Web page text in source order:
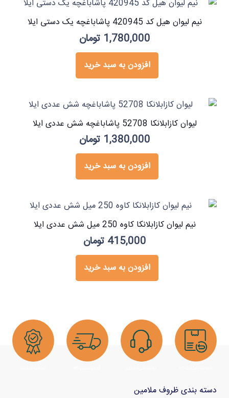
نیم لیوان هیل کد 420945 پاشاباغچه یک دستی ایلا
1,780,000 تومان
افزودن به سبد خرید
لیوان کازابلانکا 52708 پاشاباغچه شش عددی ایلا
1,380,000 تومان
افزودن به سبد خرید
نیم لیوان کازابلانکا کاوه 250 میل شش عددی ایلا
415,000 تومان
افزودن به سبد خرید
دسته بندی ظروف ملامین